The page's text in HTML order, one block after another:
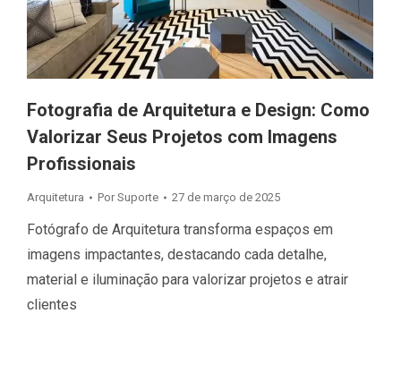
Fotografia de Arquitetura e Design: Como
Valorizar Seus Projetos com Imagens
Profissionais
Arquitetura Por Suporte 27 de março de 2025
Fotógrafo de Arquitetura transforma espaços em
imagens impactantes, destacando cada detalhe,
material e iluminação para valorizar projetos e atrair
clientes